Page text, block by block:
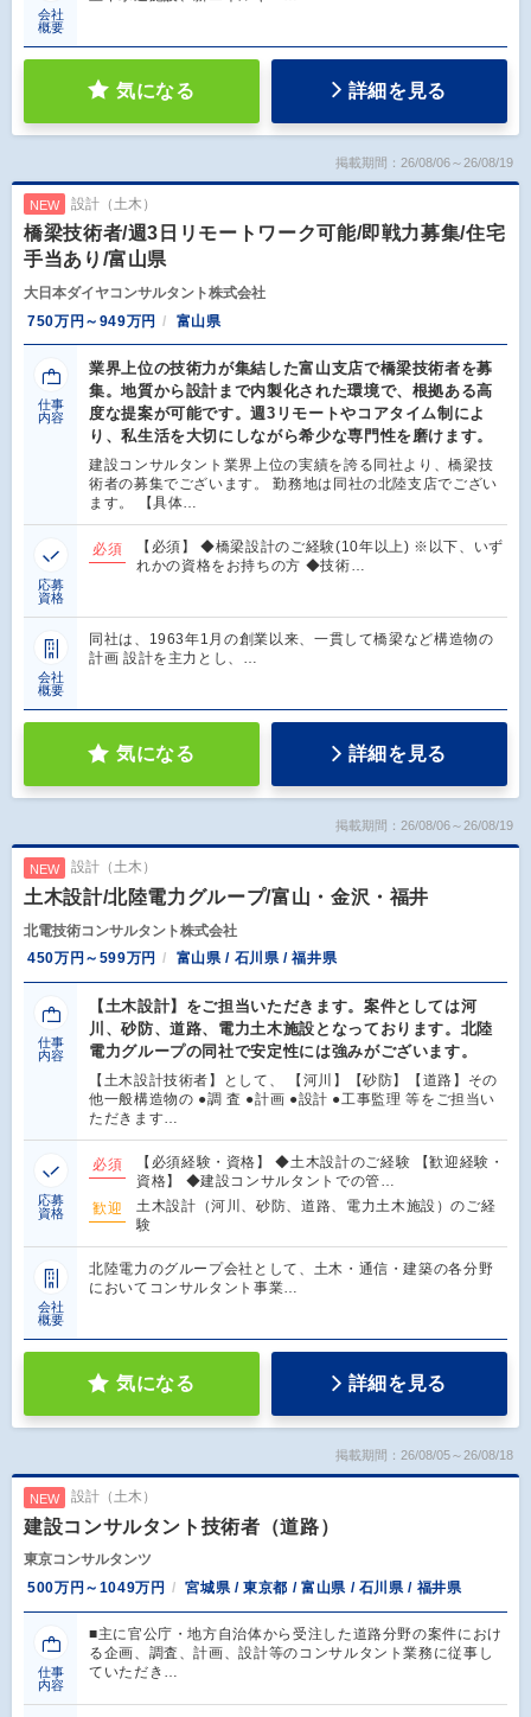
会社
概要
気になる 詳細を見る
掲載期間：26/08/06～26/08/19
NEW 設計（土木）
橋梁技術者/週3日リモートワーク可能/即戦力募集/住宅
手当あり/富山県
大日本ダイヤコンサルタント株式会社
750万円～949万円
富山県
仕事
内容
業界上位の技術力が集結した富山支店で橋梁技術者を募
集。地質から設計まで内製化された環境で、根拠ある高
度な提案が可能です。週3リモートやコアタイム制によ
り、私生活を大切にしながら希少な専門性を磨けます。
建設コンサルタント業界上位の実績を誇る同社より、橋梁技
術者の募集でございます。 勤務地は同社の北陸支店でござい
ます。 【具体…
応募
資格
必須
【必須】 ◆橋梁設計のご経験(10年以上) ※以下、いず
れかの資格をお持ちの方 ◆技術…
会社
概要
同社は、1963年1月の創業以来、一貫して橋梁など構造物の
計画 設計を主力とし、…
気になる 詳細を見る
掲載期間：26/08/06～26/08/19
NEW 設計（土木）
土木設計/北陸電力グループ/富山・金沢・福井
北電技術コンサルタント株式会社
450万円～599万円
富山県 / 石川県 / 福井県
仕事
内容
【土木設計】をご担当いただきます。案件としては河
川、砂防、道路、電力土木施設となっております。北陸
電力グループの同社で安定性には強みがございます。
【土木設計技術者】として、 【河川】【砂防】【道路】その
他一般構造物の ●調 査 ●計画 ●設計 ●工事監理 等をご担当い
ただきます…
応募
資格
必須
【必須経験・資格】 ◆土木設計のご経験 【歓迎経験・
資格】 ◆建設コンサルタントでの管…
歓迎
土木設計（河川、砂防、道路、電力土木施設）のご経
験
会社
概要
北陸電力のグループ会社として、土木・通信・建築の各分野
においてコンサルタント事業…
気になる 詳細を見る
掲載期間：26/08/05～26/08/18
NEW 設計（土木）
建設コンサルタント技術者（道路）
東京コンサルタンツ
500万円～1049万円
宮城県 / 東京都 / 富山県 / 石川県 / 福井県
仕事
内容
■主に官公庁・地方自治体から受注した道路分野の案件におけ
る企画、調査、計画、設計等のコンサルタント業務に従事し
ていただき…